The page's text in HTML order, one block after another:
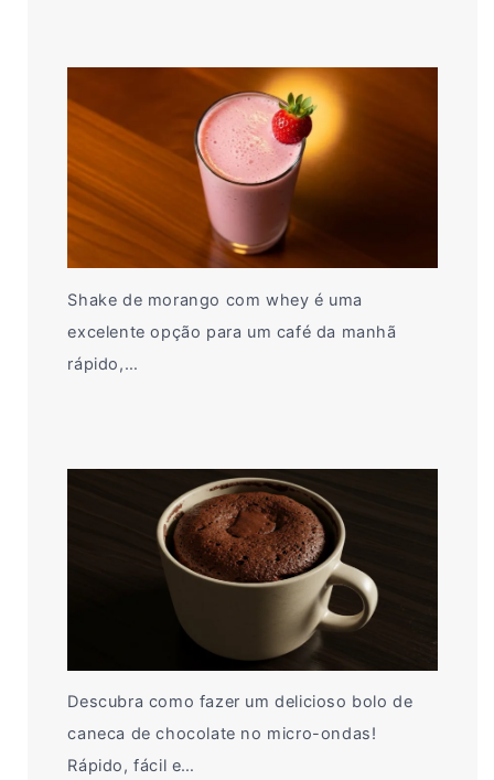
Shake de morango com whey é uma
excelente opção para um café da manhã
rápido,…
Descubra como fazer um delicioso bolo de
caneca de chocolate no micro-ondas!
Rápido, fácil e…